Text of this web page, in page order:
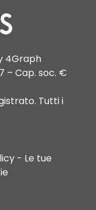
4Graph
– Cap. soc. €
Tutti i
Le tue